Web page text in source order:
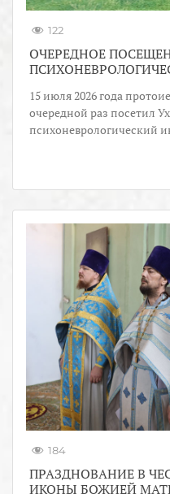
122
ОЧЕРЕДНОЕ
15 июля 2026 года
очередной раз посетил
психоневрологический
184
ПРАЗДНОВАНИЕ В
ИКОНЫ БОЖИЕЙ